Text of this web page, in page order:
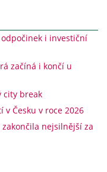
odpočinek i investiční
začíná i končí u
city break
v Česku v roce 2026
nejsilnější za